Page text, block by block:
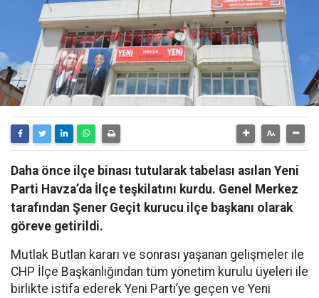
Daha önce ilçe binası tutularak tabelası asılan Yeni
Parti Havza’da İlçe teşkilatını kurdu. Genel Merkez
tarafından Şener Geçit kurucu ilçe başkanı olarak
göreve getirildi.
Mutlak Butlan kararı ve sonrası yaşanan gelişmeler ile
CHP İlçe Başkanlığından tüm yönetim kurulu üyeleri ile
birlikte istifa ederek Yeni Parti’ye geçen ve Yeni